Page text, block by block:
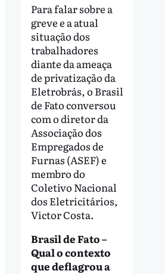
Para falar sobre a
greve e a atual
situação dos
trabalhadores
diante da ameaça
de privatização da
Eletrobrás, o Brasil
de Fato conversou
com o diretor da
Associação dos
Empregados de
Furnas (ASEF) e
membro do
Coletivo Nacional
dos Eletricitários,
Victor Costa.
Brasil de Fato –
Qual o contexto
que deflagrou a